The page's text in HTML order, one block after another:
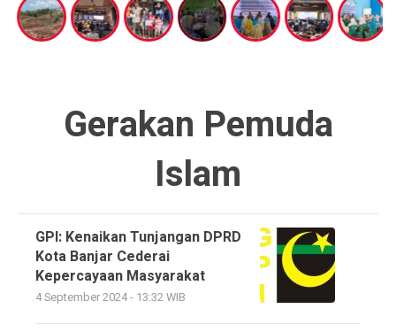
Gerakan Pemuda
Islam
GPI: Kenaikan Tunjangan DPRD
Kota Banjar Cederai
Kepercayaan Masyarakat
4 September 2024 - 13:32 WIB